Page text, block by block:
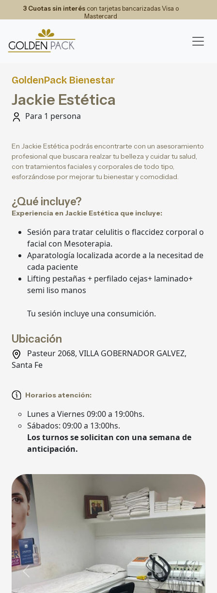
3 Cuotas sin interéscon tarjetas bancarizadas Visa o
Mastercard
GoldenPack Bienestar
Jackie Estética
Para 1 persona
En Jackie Estética podrás encontrarte con un asesoramiento
profesional que buscara realzar tu belleza y cuidar tu salud,
con tratamientos faciales y corporales de todo tipo,
esforzándose por mejorar tu bienestar y comodidad.
¿Qué incluye?
Experiencia en Jackie Estética que incluye:
Sesión para tratar celulitis o flaccidez corporal o
facial con Mesoterapia.
Aparatología localizada acorde a la necesitad de
cada paciente
Lifting pestañas + perfilado cejas+ laminado+
semi liso manos
Tu sesión incluye una consumición.
Ubicación
Pasteur 2068, VILLA GOBERNADOR GALVEZ,
Santa Fe
Horarios atención:
Lunes a Viernes 09:00 a 19:00hs.
Sábados: 09:00 a 13:00hs.
Los turnos se solicitan con una semana de
anticipación.
Previous Next